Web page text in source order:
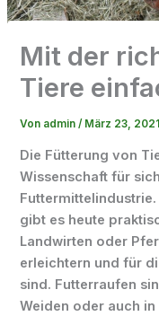
Mit der
Tiere
Von admin/ März 23, 2021
Die Fütterung von
Wissenschaft für
gibt es heute
Landwirten oder
erleichtern und für
sind. Futterraufen
Weiden oder auch